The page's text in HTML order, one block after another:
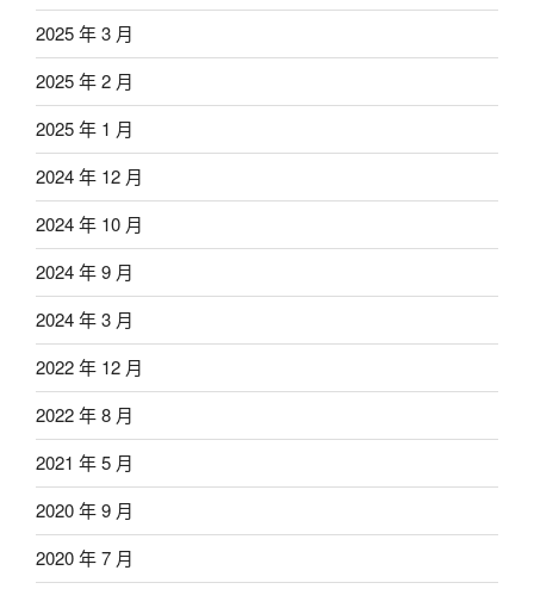
2025 年 3 月
2025 年 2 月
2025 年 1 月
2024 年 12 月
2024 年 10 月
2024 年 9 月
2024 年 3 月
2022 年 12 月
2022 年 8 月
2021 年 5 月
2020 年 9 月
2020 年 7 月